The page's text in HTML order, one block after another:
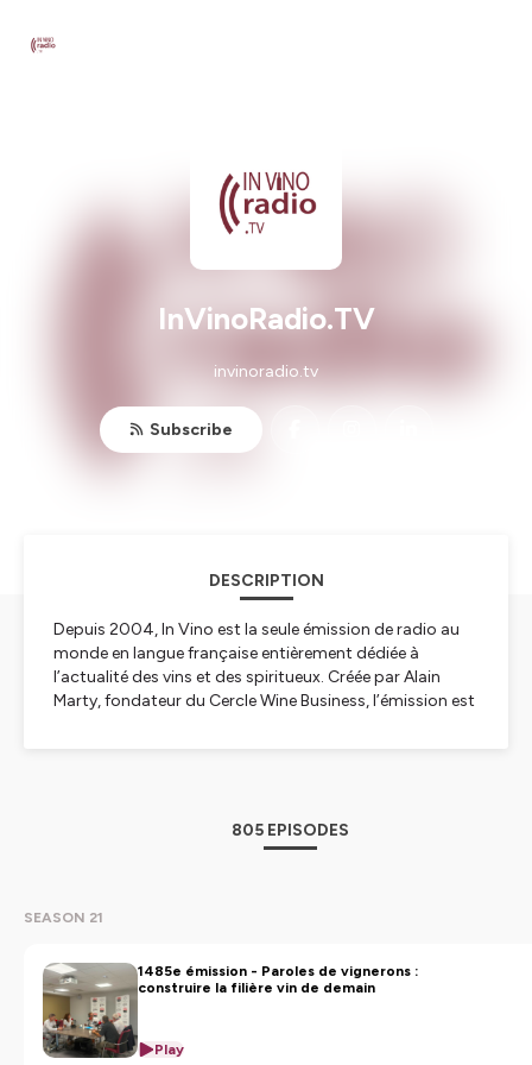
InVinoRadio.TV
invinoradio.tv
Subscribe
DESCRIPTION
Depuis 2004, In Vino est la seule émission de radio au
monde en langue française entièrement dédiée à
l’actualité des vins et des spiritueux. Créée par Alain
Marty, fondateur du Cercle Wine Business, l’émission est
pour plus d'informations.
805 EPISODES
SEASON 21
1485e émission - Paroles de vignerons :
construire la filière vin de demain
Play